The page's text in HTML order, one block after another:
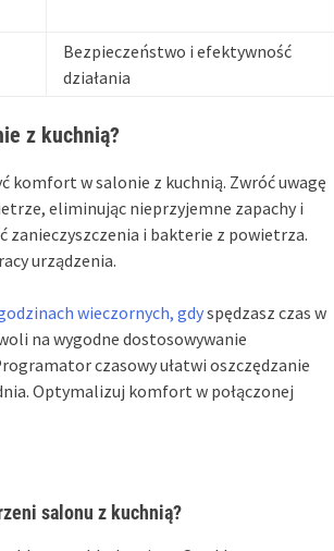
Bezpieczeństwo i efektywność
działania
z kuchnią?
komfort w salonie z kuchnią. Zwróć uwagę
eliminując nieprzyjemne zapachy i
zanieczyszczenia i bakterie z powietrza.
urządzenia.
wieczornych, gdyspędzasz czas w
na wygodne dostosowywanie
czasowy ułatwi oszczędzanie
Optymalizuj komfort w połączonej
salonu z kuchnią?